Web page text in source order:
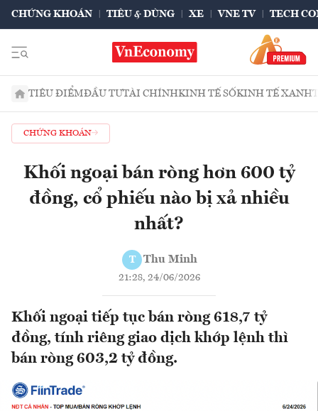
CHỨNG KHOÁN TIÊU & DÙNG XE VNE TV TECH
TIÊU ĐIỂMĐẦU TƯTÀI CHÍNHKINH TẾ SỐKINH TẾ XANH
CHỨNG KHOÁN
Khối ngoại bán ròng hơn 600 tỷ
đồng, cổ phiếu nào bị xả nhiều
nhất?
T Thu Minh
21:28, 24/06/2026
Khối ngoại tiếp tục bán ròng 618,7 tỷ
đồng, tính riêng giao dịch khớp lệnh thì
bán ròng 603,2 tỷ đồng.